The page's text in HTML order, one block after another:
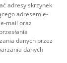
adresy skrzynek
adresem e-
mail oraz
danych przez
danych